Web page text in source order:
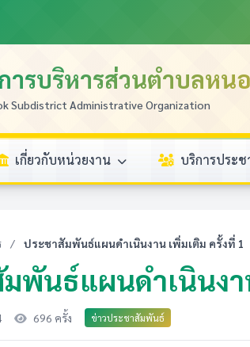
ารบริหารส่วนตำบลหน
Subdistrict Administrative Organization
เกี่ยวกับหน่วยงาน บริการประ
/ ประชาสัมพันธ์แผนดำเนินงาน เพิ่มเติม ครั้งที่ 1
พันธ์แผนดำเนินงา
696 ครั้ง ข่าวประชาสัมพันธ์